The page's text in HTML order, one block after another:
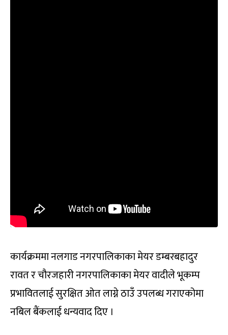
कार्यक्रममा नलगाड नगरपालिकाका मेयर डम्बरबहादुर
रावत र चौरजहारी नगरपालिकाका मेयर वादीले भूकम्प
प्रभावितलाई सुरक्षित ओत लाग्ने ठाउँ उपलब्ध गराएकोमा
नबिल बैंकलाई धन्यवाद दिए ।